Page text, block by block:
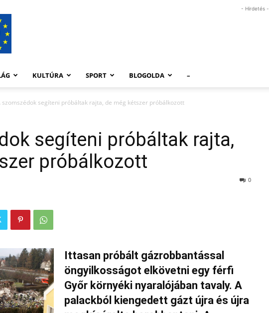
- Hirdetés -
KULTÚRA SPORT BLOGOLDA –
szomszédok segíteni próbáltak rajta, de még kétszer próbálkozott
segíteni próbáltak rajta,
próbálkozott
0
Ittasan próbált gázrobbantással
öngyilkosságot elkövetni egy férfi
Győr környéki nyaralójában tavaly. A
palackból kiengedett gázt újra és újra